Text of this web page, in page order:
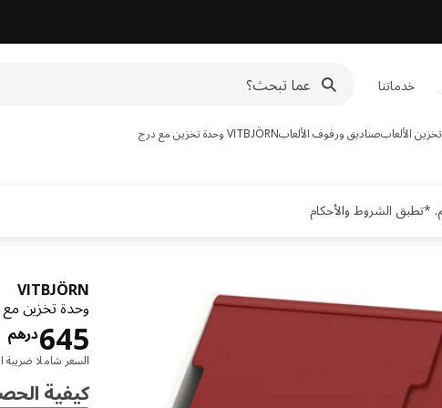
خدماتنا
تخزين الألعابصناديق ورفوف الألعابVITBJÖRN وحدة تخزين مع درج
VITBJÖRN
وحدة تخزين
درهم645
السعر شاملا ضريبة
كيفية